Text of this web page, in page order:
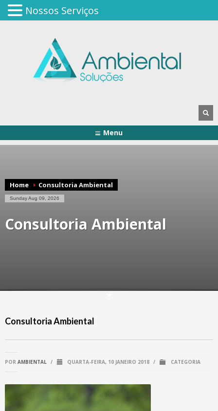
Menu
Home Consultoria Ambiental
Sunday Aug 09, 2026
Consultoria Ambiental
Consultoria Ambiental
POR AMBIENTAL / QUARTA-FEIRA, 10 JANEIRO 2018 / CATEGORIA
Nossos Serviços